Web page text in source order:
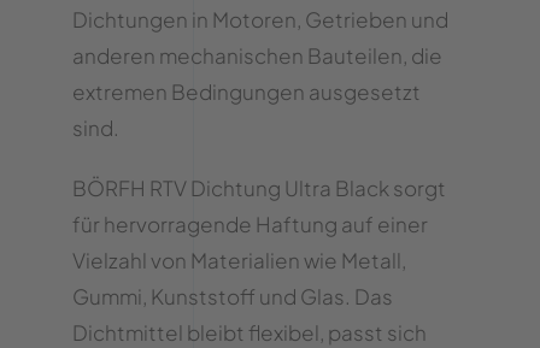
Dichtungen in Motoren, Getrieben und
anderen mechanischen Bauteilen, die
extremen Bedingungen ausgesetzt
sind.
BÖRFH RTV Dichtung Ultra Black sorgt
für hervorragende Haftung auf einer
Vielzahl von Materialien wie Metall,
Gummi, Kunststoff und Glas. Das
Dichtmittel bleibt flexibel, passt sich